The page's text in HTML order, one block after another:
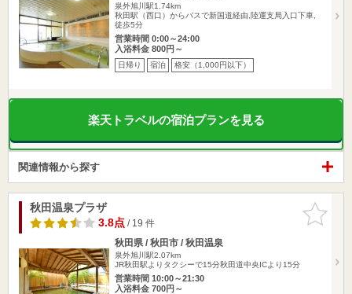
泉外旭川駅1.74km
秋田駅（西口）からバスで新国道経由,陸運支局入口下車,
徒歩5分
営業時間 0:00～24:00
入浴料金 800円～
日帰り 宿泊 格安（1,000円以下）
楽天トラベルの宿泊プランを見る
関連情報から探す
お気に入
りに追加
秋田温泉プラザ
3.8点/ 19 件
秋田県 / 秋田市 / 秋田温泉
泉外旭川駅2.07km
JR秋田駅よりタクシーで15分秋田道中央ICより15分
営業時間 10:00～21:30
入浴料金 700円～